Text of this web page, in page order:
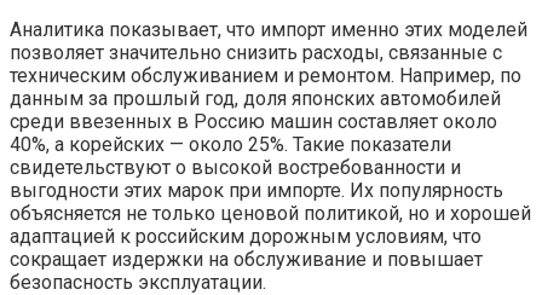
Аналитика показывает, что импорт именно этих моделей
позволяет значительно снизить расходы, связанные с
техническим обслуживанием и ремонтом. Например, по
данным за прошлый год, доля японских автомобилей
среди ввезенных в Россию машин составляет около
40%, а корейских — около 25%. Такие показатели
свидетельствуют о высокой востребованности и
выгодности этих марок при импорте. Их популярность
объясняется не только ценовой политикой, но и хорошей
адаптацией к российским дорожным условиям, что
сокращает издержки на обслуживание и повышает
безопасность эксплуатации.